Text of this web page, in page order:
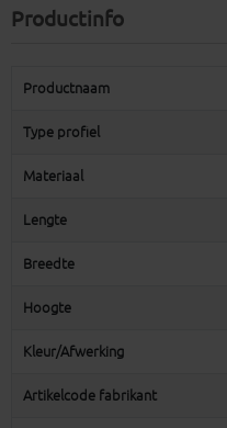
Productinfo
Productnaam
Type profiel
Materiaal
Lengte
Breedte
Hoogte
Kleur/Afwerking
Artikelcode fabrikant